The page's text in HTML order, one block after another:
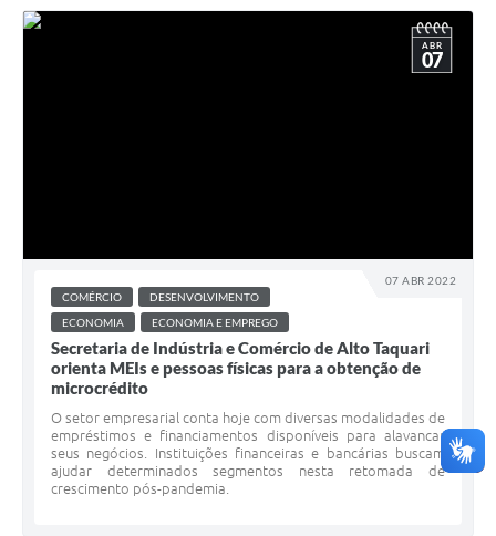
07 ABR 2022
ABR
07
COMÉRCIO
DESENVOLVIMENTO
ECONOMIA
ECONOMIA E EMPREGO
Secretaria de Indústria e Comércio de Alto Taquari
orienta MEIs e pessoas físicas para a obtenção de
microcrédito
O setor empresarial conta hoje com diversas modalidades de
empréstimos e financiamentos disponíveis para alavancar
seus negócios. Instituições financeiras e bancárias buscam
ajudar determinados segmentos nesta retomada de
crescimento pós-pandemia.